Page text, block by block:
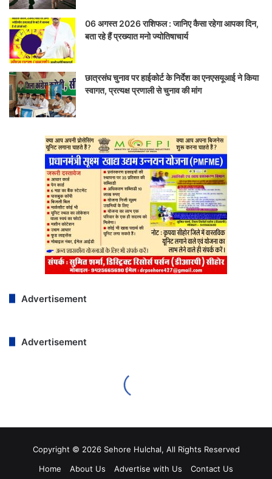
Copyright © 2026 Sehore Hulchal, All Rights Reserved
Home
About Us Advertise with Us Contact Us